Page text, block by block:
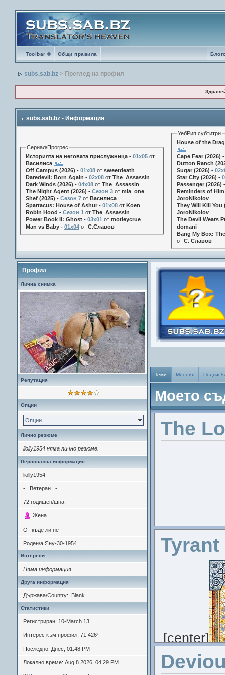
Toolbar ® Общи правила
subs.sab.bz > Преглед на профил
subs.sab.bz - Информация
Сериал/Прогрес
Историята на неговата прислужница - 01х05от
Василиса
Off Campus (2026) - 01x08от sweetdeath
Daredevil: Born Again - 02x08от The_Assassin
Dark Winds (2026) - 04x08от The_Assassin
The Night Agent (2026) - Сезон 3от mia_one
Shef (2025) - Сезон 7от Василиса
Spartacus: House of Ashur - 01x08от Koen
Robin Hood - Сезон 1 от The_Assassin
Power Book II: Ghost - 03x01 от motleycrue
Man vs Baby - 01x04от С.Славов
УебРип субтитри
House of the
Cape Fear (2026)
Dutton Ranch
Sugar (2026) -
Star City (2026) -
Passenger (2026)
Reminders of
JoroNikolov
They Will Kill You
JoroNikolov
The Devil Wears
domani
Bang My Box:
от С. Славов
Профил
Лична снимка
Репутация
Опции
Опции
Лично резюме
liolly1954 няма лично резюме.
Персонална информация
liolly1954
-= Ветеран =-
72 годишен/шна
Жена
От къде ли не
Роден/а Яну-30-1954
Интереси
Няма информация
Друга информация
Държава/Country:: Blank
Статистики
Регистриран: 10-March 13
Интерес към профил: 71 426*
Последно: Днес, 01:48 PM
Локално време: Aug 8 2026, 04:29 PM
Теми Мнения Подпис/
Моето
The
[center]